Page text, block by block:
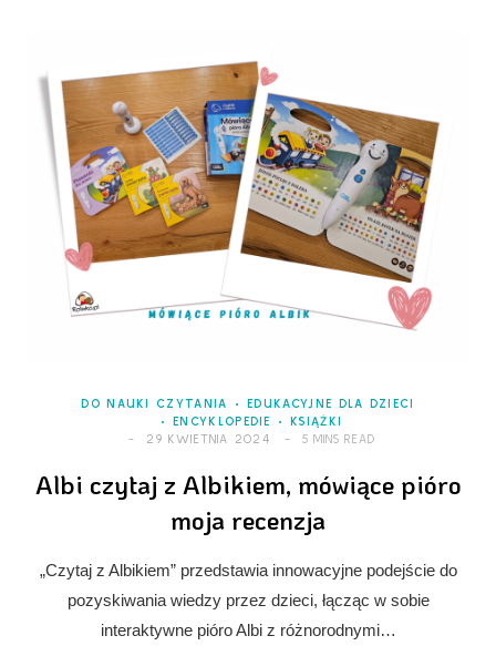
DO NAUKI CZYTANIA
EDUKACYJNE DLA DZIECI
ENCYKLOPEDIE
KSIĄŻKI
29 KWIETNIA 2024
5 MINS READ
Albi czytaj z Albikiem, mówiące pióro
moja recenzja
„Czytaj z Albikiem” przedstawia innowacyjne podejście do
pozyskiwania wiedzy przez dzieci, łącząc w sobie
interaktywne pióro Albi z różnorodnymi…